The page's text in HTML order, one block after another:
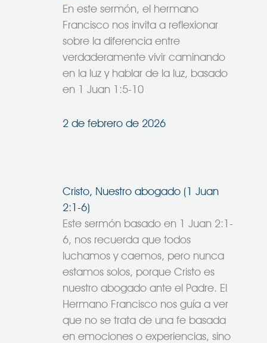
En este sermón, el hermano
Francisco nos invita a reflexionar
sobre la diferencia entre
verdaderamente vivir caminando
en la luz y hablar de la luz, basado
en 1 Juan 1:5-10
2 de febrero de 2026
Cristo, Nuestro abogado (1 Juan
2:1-6)
Este sermón basado en 1 Juan 2:1-
6, nos recuerda que todos
luchamos y caemos, pero nunca
estamos solos, porque Cristo es
nuestro abogado ante el Padre. El
Hermano Francisco nos guía a ver
que no se trata de una fe basada
en emociones o experiencias, sino